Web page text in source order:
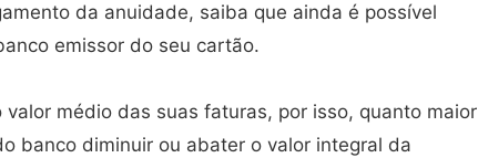
da anuidade, saiba que ainda é possível
emissor do seu cartão.
médio das suas faturas, por isso, quanto maior
banco diminuir ou abater o valor integral da